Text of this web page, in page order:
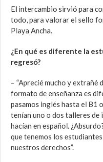
El intercambio sirvió para
todo, para valorar el sello
Playa Ancha.
¿En qué es diferente la
regresó?
– “Aprecié mucho y extrañé
formato de enseñanza es
pasamos inglés hasta el B1
tenían uno o dos talleres de
hacían en español.
que tenemos los
nuestros derechos”.